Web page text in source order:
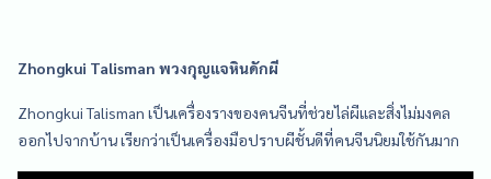
Zhongkui Talisman พวงกุญแจหินดักผี
Zhongkui Talisman เป็นเครื่องรางของคนจีนที่ช่วยไล่ผีและสิ่งไม่มงคล
ออกไปจากบ้าน เรียกว่าเป็นเครื่องมือปราบผีชั้นดีที่คนจีนนิยมใช้กันมาก